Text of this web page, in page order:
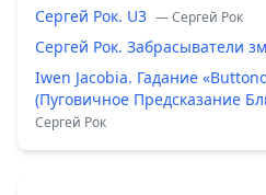
Сергей Рок. U3 — Сергей Рок
Сергей Рок. Забрасыватели
Iwen Jacobia. Гадание
(Пуговичное Предсказание
Сергей Рок